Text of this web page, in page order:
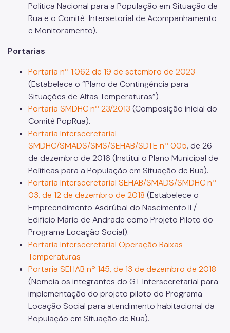
Política Nacional para a População em Situação de
Rua e o Comitê Intersetorial de Acompanhamento
e Monitoramento).
Portarias
Portaria nº 1.062 de 19 de setembro de 2023
(Estabelece o “Plano de Contingência para
Situações de Altas Temperaturas”)
Portaria SMDHC nº 23/2013 (Composição inicial do
Comitê PopRua).
Portaria Intersecretarial
SMDHC/SMADS/SMS/SEHAB/SDTE nº 005, de 26
de dezembro de 2016 (Institui o Plano Municipal de
Políticas para a População em Situação de Rua).
Portaria Intersecretarial SEHAB/SMADS/SMDHC nº
03, de 12 de dezembro de 2018 (Estabelece o
Empreendimento Asdrúbal do Nascimento II /
Edifício Mario de Andrade como Projeto Piloto do
Programa Locação Social).
Portaria Intersecretarial Operação Baixas
Temperaturas
Portaria SEHAB nº 145, de 13 de dezembro de 2018
(Nomeia os integrantes do GT Intersecretarial para
implementação do projeto piloto do Programa
Locação Social para atendimento habitacional da
População em Situação de Rua).